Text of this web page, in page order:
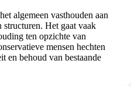
algemeen vasthouden aan
Het gaat vaak
ten opzichte van
mensen hechten
en behoud van bestaande